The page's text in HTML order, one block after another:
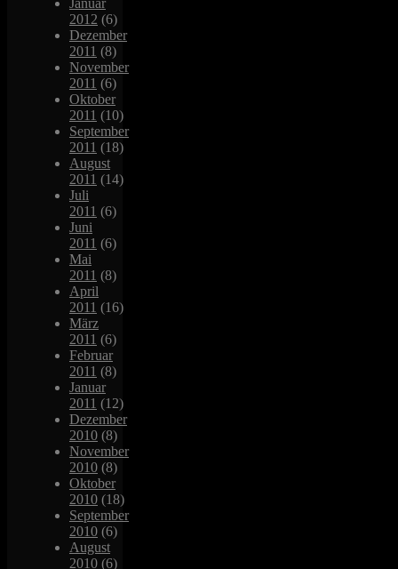
2012 (6)
Dezember
2011 (8)
November
2011 (6)
Oktober
2011 (10)
September
2011 (18)
August
2011 (14)
Juli
2011 (6)
Juni
2011 (6)
Mai
2011 (8)
April
2011 (16)
März
2011 (6)
Februar
2011 (8)
Januar
2011 (12)
Dezember
2010 (8)
November
2010 (8)
Oktober
2010 (18)
September
2010 (6)
August
2010 (6)